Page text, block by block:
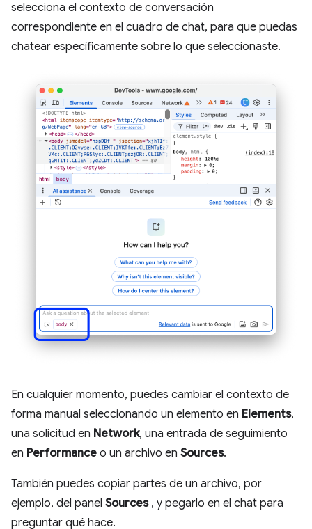
selecciona el contexto de conversación
correspondiente en el cuadro de chat, para que puedas
chatear específicamente sobre lo que seleccionaste.
En cualquier momento, puedes cambiar el contexto de
forma manual seleccionando un elemento en Elements,
una solicitud en Network, una entrada de seguimiento
en Performance o un archivo en Sources.
También puedes copiar partes de un archivo, por
ejemplo, del panel Sources, y pegarlo en el chat para
preguntar qué hace.